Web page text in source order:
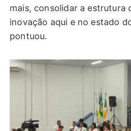
mais, consolidar a estrutura
inovação aqui e no estado
pontuou.